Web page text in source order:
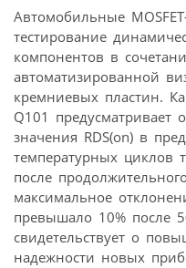
Автомобильные
тестирование
компонентов в
автоматизированной
кремниевых пластин.
Q101 предусматривает
значения RDS(on) в
температурных циклов
после
максимальное
превышало 10% после
свидетельствует о
надежности новых